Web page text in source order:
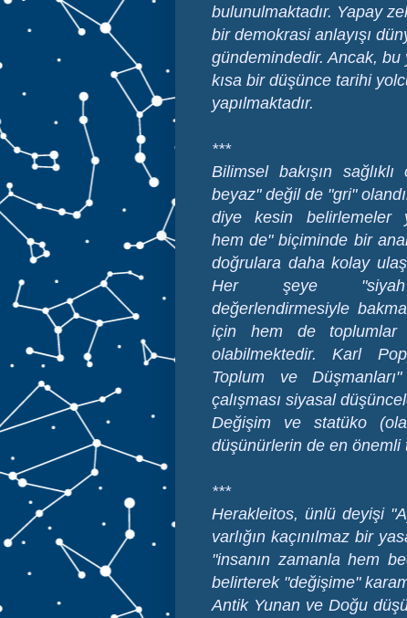
bulunulmaktadır. Yapay
bir demokrasi anlayışı
gündemindedir. Ancak, bu
kısa bir düşünce tarihi
yapılmaktadır.
***
Bilimsel bakışın sağlıklı
beyaz" değil de "gri"
diye kesin belirlemeler
hem de" biçiminde bir
doğrulara daha kolay
Her şeye
değerlendirmesiyle
için hem de toplumlar
olabilmektedir. Karl
Toplum ve
çalışması siyasal
Değişim ve statüko
düşünürlerin de en önemli
***
Herakleitos, ünlü deyişi
varlığın kaçınılmaz bir
"insanın zamanla hem
belirterek "değişime"
Antik Yunan ve Doğu